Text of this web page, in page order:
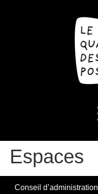
Espaces
Conseil d’administration